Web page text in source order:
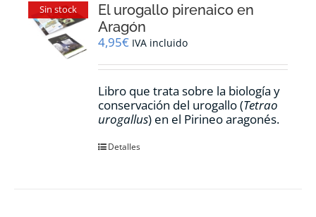
Sin stock
El urogallo pirenaico en
Aragón
4,95€ IVA incluido
Libro que trata sobre la biología y
conservación del urogallo (Tetrao
urogallus) en el Pirineo aragonés.
Detalles